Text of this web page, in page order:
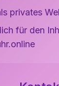
privates
für den